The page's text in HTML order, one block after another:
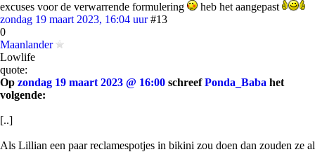
excuses voor de verwarrende formulering
heb het aangepast
zondag 19 maart 2023, 16:04 uur #13
0
Maanlander
Lowlife
quote:
Op zondag 19 maart 2023 @ 16:00 schreefPonda_Baba het
volgende:
[..]
Als Lillian een paar reclamespotjes in bikini zou doen dan zouden ze al